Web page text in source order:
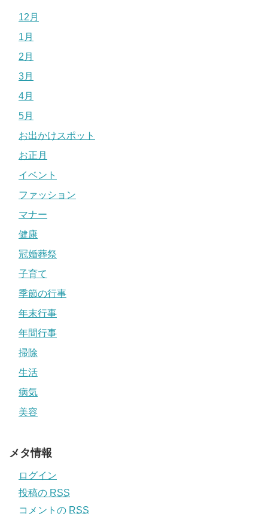
12月
1月
2月
3月
4月
5月
お出かけスポット
お正月
イベント
ファッション
マナー
健康
冠婚葬祭
子育て
季節の行事
年末行事
年間行事
掃除
生活
病気
美容
メタ情報
ログイン
投稿の RSS
コメントの RSS